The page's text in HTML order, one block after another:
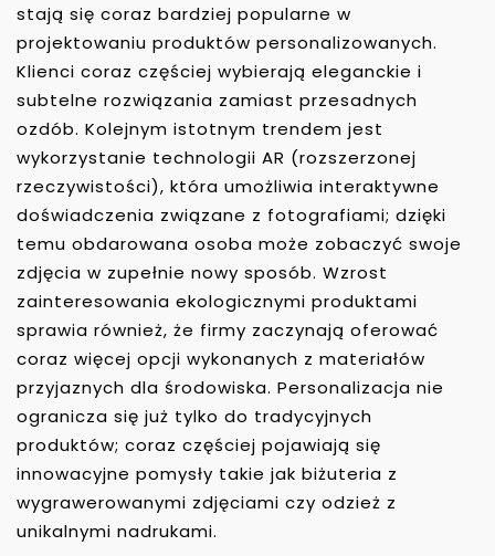
stają się coraz bardziej popularne w
projektowaniu produktów personalizowanych.
Klienci coraz częściej wybierają eleganckie i
subtelne rozwiązania zamiast przesadnych
ozdób. Kolejnym istotnym trendem jest
wykorzystanie technologii AR (rozszerzonej
rzeczywistości), która umożliwia interaktywne
doświadczenia związane z fotografiami; dzięki
temu obdarowana osoba może zobaczyć swoje
zdjęcia w zupełnie nowy sposób. Wzrost
zainteresowania ekologicznymi produktami
sprawia również, że firmy zaczynają oferować
coraz więcej opcji wykonanych z materiałów
przyjaznych dla środowiska. Personalizacja nie
ogranicza się już tylko do tradycyjnych
produktów; coraz częściej pojawiają się
innowacyjne pomysły takie jak biżuteria z
wygrawerowanymi zdjęciami czy odzież z
unikalnymi nadrukami.